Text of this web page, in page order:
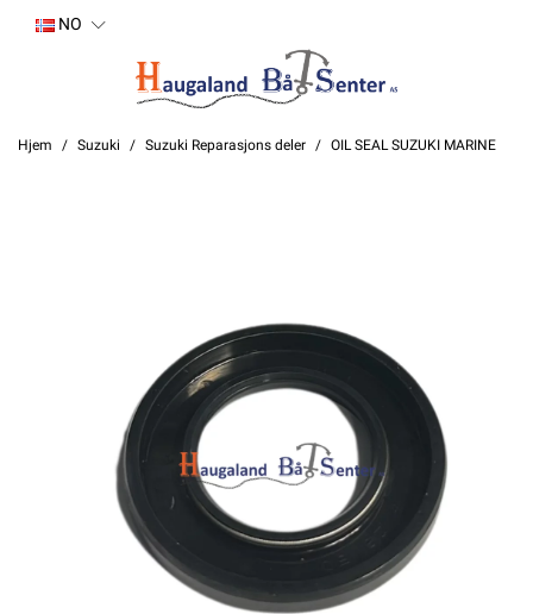
NO
Hjem Suzuki Suzuki Reparasjons deler OIL SEAL SUZUKI MARINE